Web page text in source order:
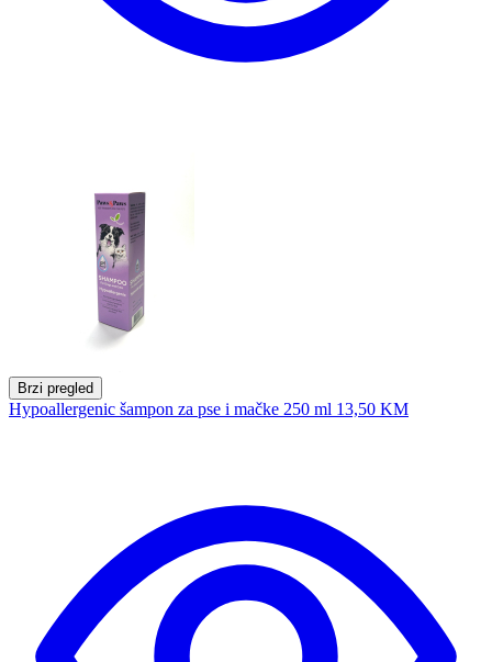
Brzi pregled
Hypoallergenic šampon za pse i mačke 250 ml 13,50 KM